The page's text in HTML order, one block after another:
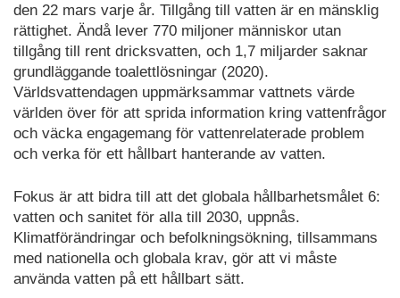
den 22 mars varje år. Tillgång till vatten är en mänsklig
rättighet. Ändå lever 770 miljoner människor utan
tillgång till rent dricksvatten, och 1,7 miljarder saknar
grundläggande toalettlösningar (2020).
Världsvattendagen uppmärksammar vattnets värde
världen över för att sprida information kring vattenfrågor
och väcka engagemang för vattenrelaterade problem
och verka för ett hållbart hanterande av vatten.
Fokus är att bidra till att det globala hållbarhetsmålet 6:
vatten och sanitet för alla till 2030, uppnås.
Klimatförändringar och befolkningsökning, tillsammans
med nationella och globala krav, gör att vi måste
använda vatten på ett hållbart sätt.